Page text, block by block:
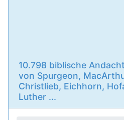
10.798 biblische
von Spurgeon,
Christlieb, Eichhorn,
Luther ...